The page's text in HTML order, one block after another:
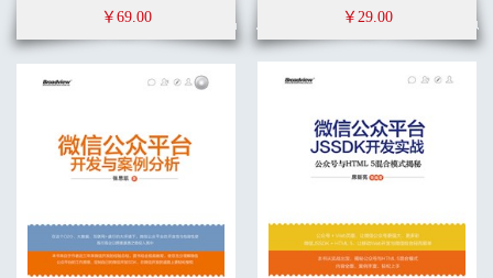
￥69.00 ￥29.00